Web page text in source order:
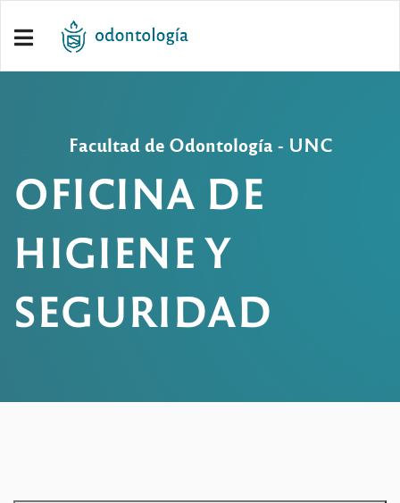
OFICINA DE
HIGIENE Y
SEGURIDAD
Facultad de Odontología - UNC